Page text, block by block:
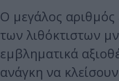
Ο μεγάλος
των λιθόκτιστων
εμβληματικά
ανάγκη να